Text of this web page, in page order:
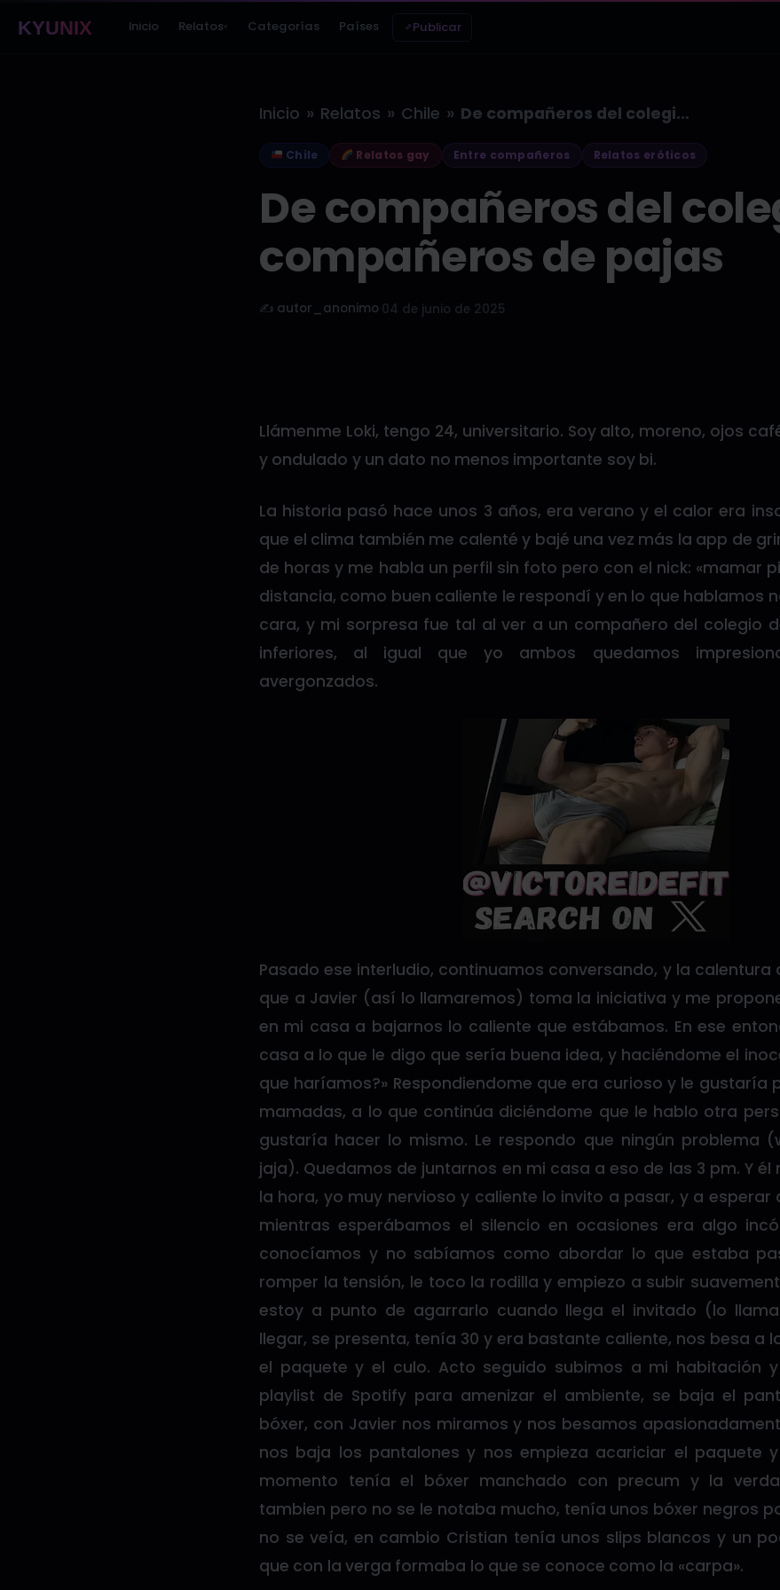
KYUNIX Inicio Relatos▾ Categorías Países Publicar
Inicio » Relatos » Chile » De compañeros del colegio a compañeros…
Chile Relatos gay Entre compañeros Relatos eróticos
De compañeros del
compañeros de pajas
✍️ autor_anonimo 04 de junio de 2025
Llámenme Loki, tengo 24, universitario. Soy alto, moreno, ojos
y ondulado y un dato no menos importante soy bi.
La historia pasó hace unos 3 años, era verano y el calor era
que el clima también me calenté y bajé una vez más la app de
de horas y me habla un perfil sin foto pero con el nick: «mamar
distancia, como buen caliente le respondí y en lo que hablamos
cara, y mi sorpresa fue tal al ver a un compañero del colegio
inferiores, al igual que yo ambos quedamos
avergonzados.
Pasado ese interludio, continuamos conversando, y la
que a Javier (así lo llamaremos) toma la iniciativa y me
en mi casa a bajarnos lo caliente que estábamos. En ese
casa a lo que le digo que sería buena idea, y haciéndome el
que haríamos?» Respondiendome que era curioso y le gustaría
mamadas, a lo que continúa diciéndome que le hablo otra
gustaría hacer lo mismo. Le respondo que ningún problema
jaja). Quedamos de juntarnos en mi casa a eso de las 3 pm. Y
la hora, yo muy nervioso y caliente lo invito a pasar, y a esperar
mientras esperábamos el silencio en ocasiones era algo
conocíamos y no sabíamos como abordar lo que estaba
romper la tensión, le toco la rodilla y empiezo a subir
estoy a punto de agarrarlo cuando llega el invitado (lo
llegar, se presenta, tenía 30 y era bastante caliente, nos besa a
el paquete y el culo. Acto seguido subimos a mi habitación
playlist de Spotify para amenizar el ambiente, se baja el
bóxer, con Javier nos miramos y nos besamos
nos baja los pantalones y nos empieza acariciar el paquete
momento tenía el bóxer manchado con precum y la
tambien pero no se le notaba mucho, tenía unos bóxer negros
no se veía, en cambio Cristian tenía unos slips blancos y un
que con la verga formaba lo que se conoce como la «carpa».